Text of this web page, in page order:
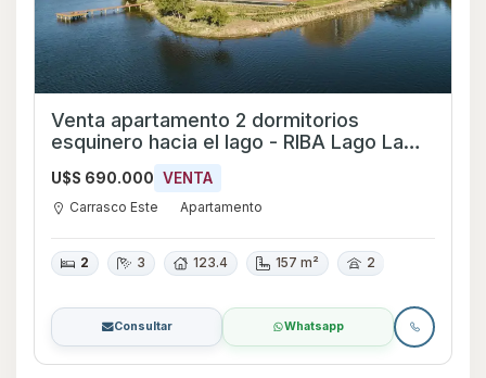
Venta apartamento 2 dormitorios
esquinero hacia el lago - RIBA Lago La
Caleta - Ref 781
U$S 690.000 VENTA
Carrasco Este Apartamento
2 3 123.4 157 m² 2
Consultar Whatsapp